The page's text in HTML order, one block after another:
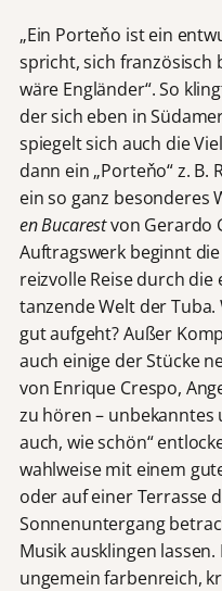
„Ein Porteňo ist ein
spricht, sich
wäre Engländer“. So
der sich eben in
spiegelt sich auch die
dann ein „Porteňo“ z.
ein so ganz besonderes
en Bucarestvon Gerardo
Auftragswerk beginnt
reizvolle Reise durch
tanzende Welt der
gut aufgeht? Außer
auch einige der Stücke
von Enrique Crespo,
zu hören – unbekanntes
auch, wie schön“
wahlweise mit einem
oder auf einer Terrasse
Sonnenuntergang
Musik ausklingen
ungemein farbenreich,